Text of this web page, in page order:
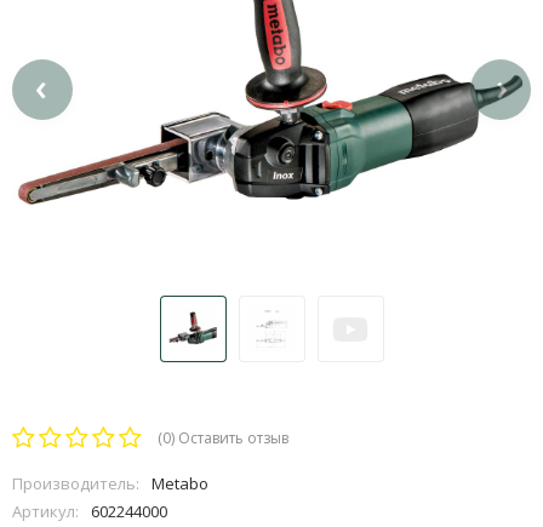
‹ ›
(0) Оставить отзыв
Производитель:
Metabo
Артикул:
602244000